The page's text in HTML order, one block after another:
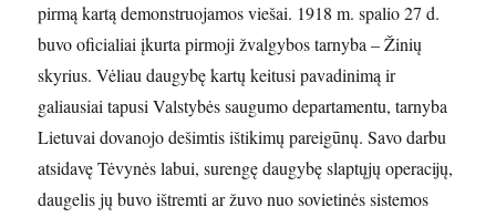
pirmą kartą demonstruojamos viešai. 1918 m. spalio 27 d.
buvo oficialiai įkurta pirmoji žvalgybos tarnyba – Žinių
skyrius. Vėliau daugybę kartų keitusi pavadinimą ir
galiausiai tapusi Valstybės saugumo departamentu, tarnyba
Lietuvai dovanojo dešimtis ištikimų pareigūnų. Savo darbu
atsidavę Tėvynės labui, surengę daugybę slaptųjų operacijų,
daugelis jų buvo ištremti ar žuvo nuo sovietinės sistemos